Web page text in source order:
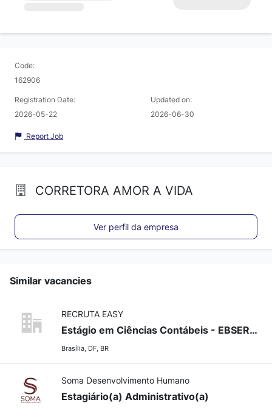
Code:
162906
Registration Date:
2026-05-22
Updated on:
2026-06-30
Report Job
CORRETORA AMOR A VIDA
Ver perfil da empresa
Similar vacancies
RECRUTA EASY
Estágio em Ciências Contábeis - EBSERH/DF
Brasília, DF, BR
Soma Desenvolvimento Humano
Estagiário(a) Administrativo(a)